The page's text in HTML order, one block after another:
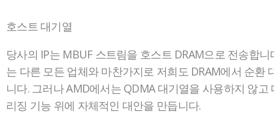
호스트 대기열
당사의 IP는 MBUF 스트림을 호스트 DRAM으로 전송합니
는 다른 모든 업체와 마찬가지로 저희도 DRAM에서 순환
니다. 그러나 AMD에서는 QDMA 대기열을 사용하지 않고
리징 기능 위에 자체적인 대안을 만듭니다.